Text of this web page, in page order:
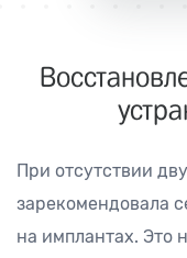
При отсутствии
зарекомендовала
на имплантах. Это